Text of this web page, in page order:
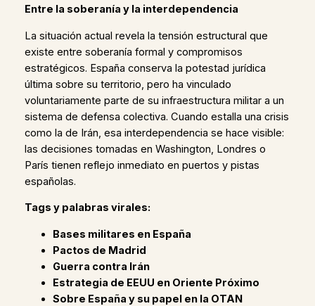
Entre la soberanía y la interdependencia
La situación actual revela la tensión estructural que
existe entre soberanía formal y compromisos
estratégicos. España conserva la potestad jurídica
última sobre su territorio, pero ha vinculado
voluntariamente parte de su infraestructura militar a un
sistema de defensa colectiva. Cuando estalla una crisis
como la de Irán, esa interdependencia se hace visible:
las decisiones tomadas en Washington, Londres o
París tienen reflejo inmediato en puertos y pistas
españolas.
Tags y palabras virales:
Bases militares en España
Pactos de Madrid
Guerra contra Irán
Estrategia de EEUU en Oriente Próximo
Sobre España y su papel en la OTAN